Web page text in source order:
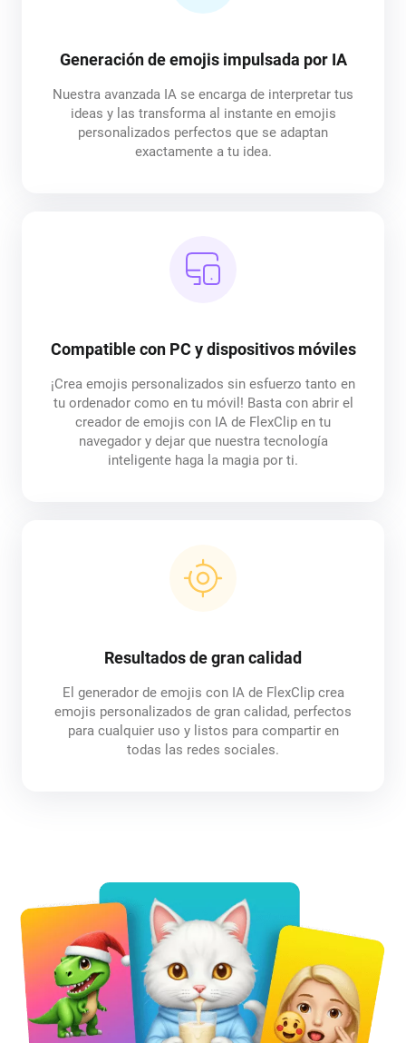
Generación de emojis impulsada por IA
Nuestra avanzada IA se encarga de interpretar tus
ideas y las transforma al instante en emojis
personalizados perfectos que se adaptan
exactamente a tu idea.
Compatible con PC y dispositivos móviles
¡Crea emojis personalizados sin esfuerzo tanto en
tu ordenador como en tu móvil! Basta con abrir el
creador de emojis con IA de FlexClip en tu
navegador y dejar que nuestra tecnología
inteligente haga la magia por ti.
Resultados de gran calidad
El generador de emojis con IA de FlexClip crea
emojis personalizados de gran calidad, perfectos
para cualquier uso y listos para compartir en
todas las redes sociales.